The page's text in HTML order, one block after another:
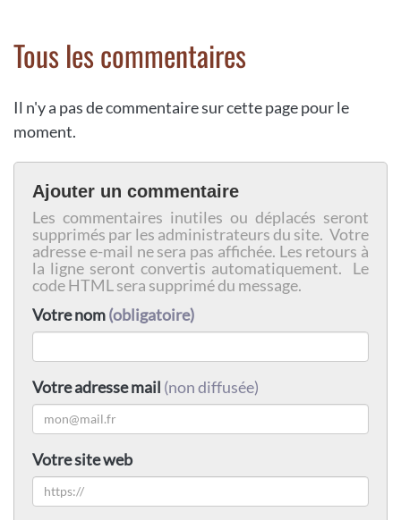
Tous les commentaires
Il n'y a pas de commentaire sur cette page pour le
moment.
Ajouter un commentaire
Les commentaires inutiles ou déplacés seront
supprimés par les administrateurs du site. Votre
adresse e-mail ne sera pas affichée. Les retours à
la ligne seront convertis automatiquement. Le
code HTML sera supprimé du message.
Votre nom(obligatoire)
Votre adresse mail (non diffusée)
Votre site web